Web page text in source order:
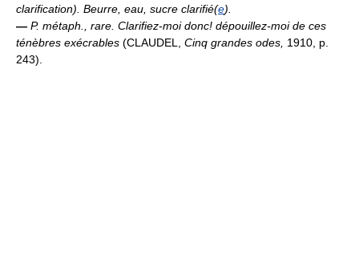
clarification). Beurre, eau, sucre clarifié(e).
— P. métaph., rare. Clarifiez-moi donc! dépouillez-moi de ces
ténèbres exécrables (CLAUDEL, Cinq grandes odes, 1910, p.
243).